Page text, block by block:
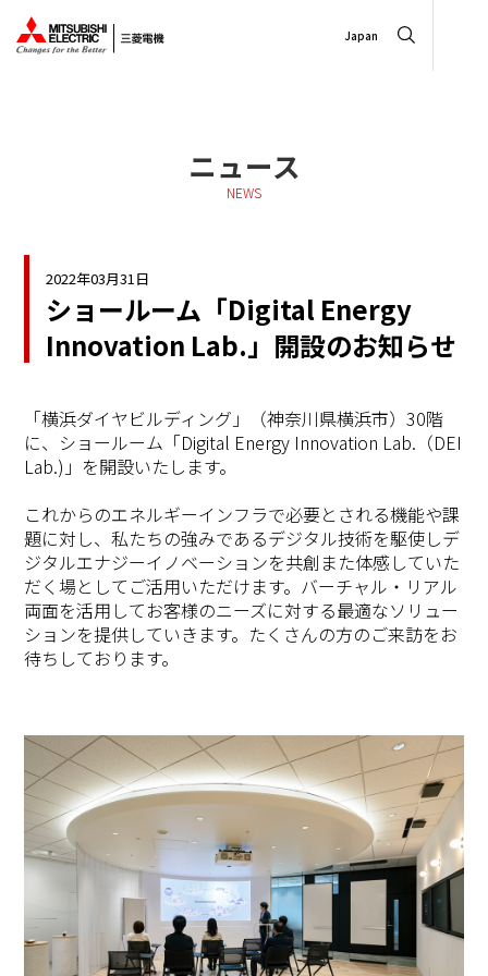
Japan
ニュース
NEWS
2022年03月31日
ショールーム「Digital Energy
Innovation Lab.」開設のお知らせ
「横浜ダイヤビルディング」（神奈川県横浜市）30階
に、ショールーム「Digital Energy Innovation Lab.（DEI
Lab.)」を開設いたします。
これからのエネルギーインフラで必要とされる機能や課
題に対し、私たちの強みであるデジタル技術を駆使しデ
ジタルエナジーイノベーションを共創また体感していた
だく場としてご活用いただけます。バーチャル・リアル
両面を活用してお客様のニーズに対する最適なソリュー
ションを提供していきます。たくさんの方のご来訪をお
待ちしております。